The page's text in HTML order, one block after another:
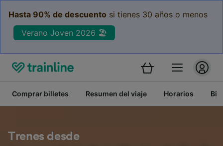
Hasta 90% de descuento si tienes 30 años o menos
Verano Joven 2026 🏖️
Comprar billetes Resumen del viaje Horarios
Trenes desde